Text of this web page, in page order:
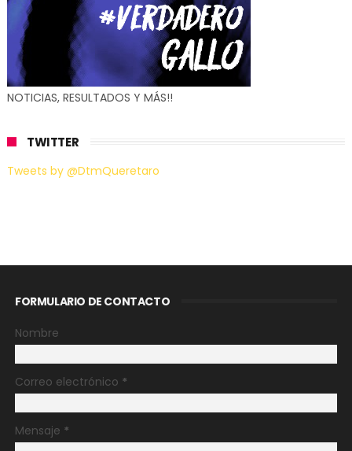
NOTICIAS, RESULTADOS Y MÁS!!
TWITTER
Tweets by @DtmQueretaro
FORMULARIO DE CONTACTO
Nombre
Correo electrónico *
Mensaje *